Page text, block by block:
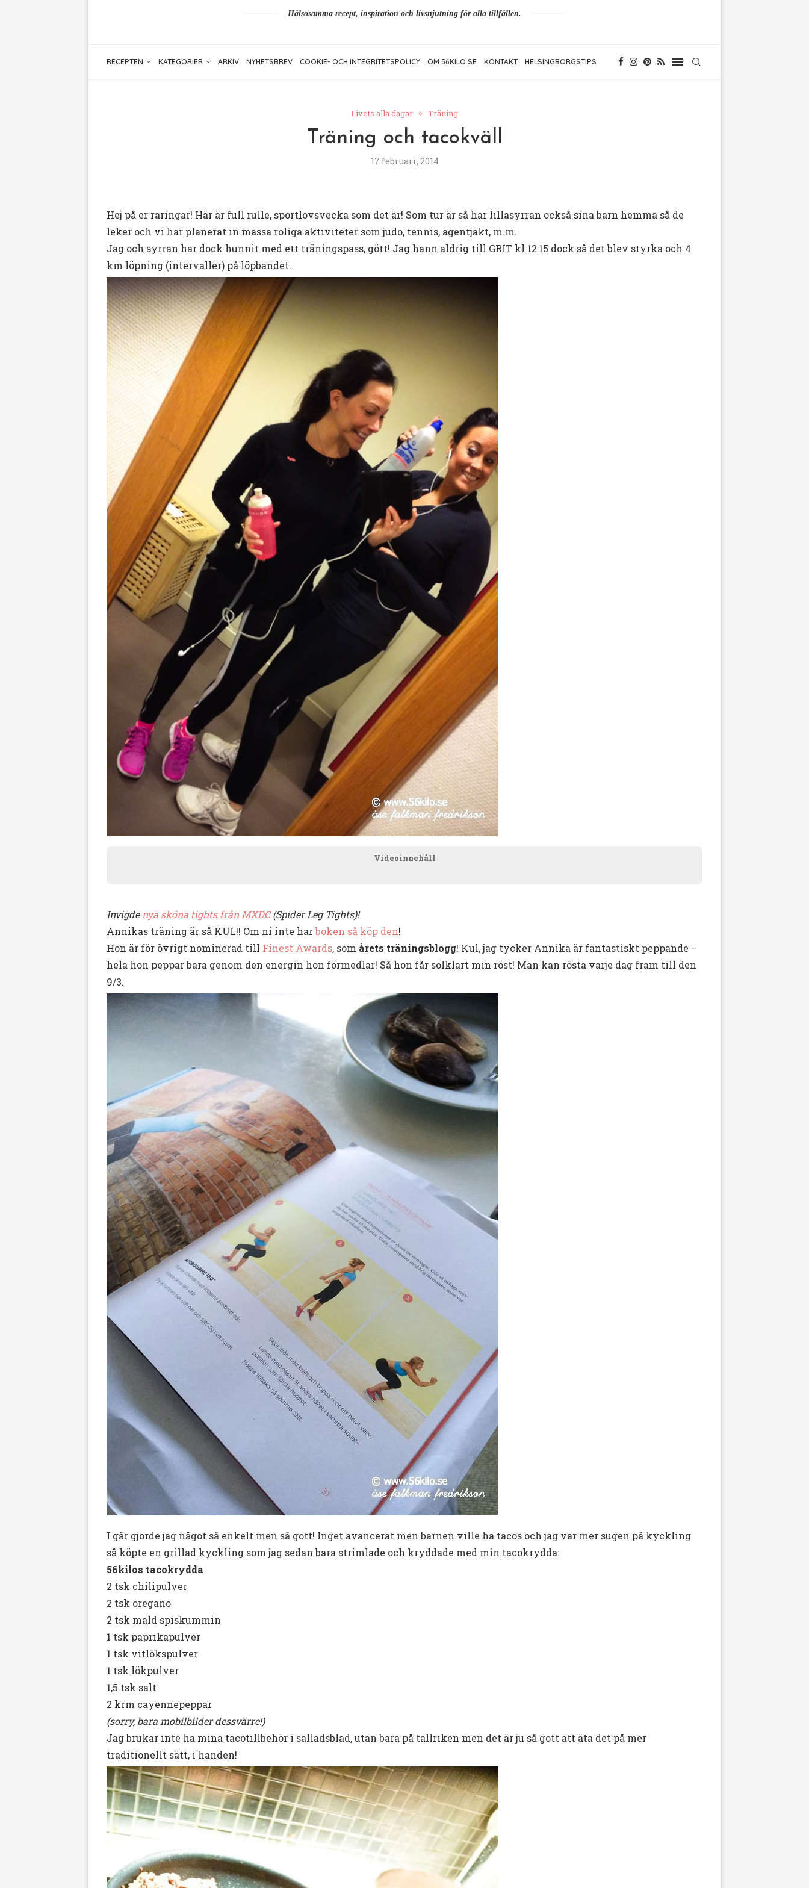
Hälsosamma recept, inspiration och livsnjutning för alla tillfällen.
RECEPTEN KATEGORIER ARKIV NYHETSBREV COOKIE- OCH INTEGRITETSPOLICY OM 56KILO.SE KONTAKT HELSINGBORGSTIPS
Livets alla dagar Träning
Träning och tacokväll
17 februari, 2014
Hej på er raringar! Här är full rulle, sportlovsvecka som det är! Som tur är så har lillasyrran också sina barn hemma så de
leker och vi har planerat in massa roliga aktiviteter som judo, tennis, agentjakt, m.m.
Jag och syrran har dock hunnit med ett träningspass, gött! Jag hann aldrig till GRIT kl 12:15 dock så det blev styrka och 4
km löpning (intervaller) på löpbandet.
Videoinnehåll
Invigdenya sköna tights från MXDC(Spider Leg Tights)!
Annikas träning är så KUL!! Om ni inte harboken så köp den!
Hon är för övrigt nominerad till Finest Awards, som årets träningsblogg! Kul, jag tycker Annika är fantastiskt peppande –
hela hon peppar bara genom den energin hon förmedlar! Så hon får solklart min röst! Man kan rösta varje dag fram till den
9/3.
I går gjorde jag något så enkelt men så gott! Inget avancerat men barnen ville ha tacos och jag var mer sugen på kyckling
så köpte en grillad kyckling som jag sedan bara strimlade och kryddade med min tacokrydda:
56kilos tacokrydda
2 tsk chilipulver
2 tsk oregano
2 tsk mald spiskummin
1 tsk paprikapulver
1 tsk vitlökspulver
1 tsk lökpulver
1,5 tsk salt
2 krm cayennepeppar
(sorry, bara mobilbilder dessvärre!)
Jag brukar inte ha mina tacotillbehör i salladsblad, utan bara på tallriken men det är ju så gott att äta det på mer
traditionellt sätt, i handen!